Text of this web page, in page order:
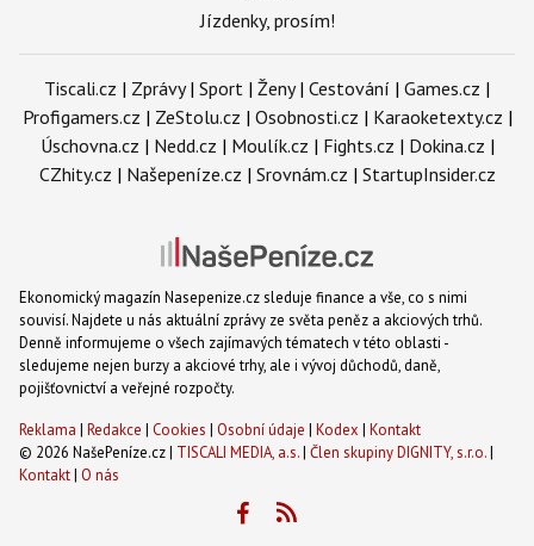
Jízdenky, prosím!
Tiscali.cz | Zprávy| Sport | Ženy| Cestování | Games.cz |
Profigamers.cz | ZeStolu.cz | Osobnosti.cz | Karaoketexty.cz |
Úschovna.cz | Nedd.cz | Moulík.cz | Fights.cz | Dokina.cz |
CZhity.cz | Našepeníze.cz | Srovnám.cz | StartupInsider.cz
Ekonomický magazín Nasepenize.cz sleduje finance a vše, co s nimi
souvisí. Najdete u nás aktuální zprávy ze světa peněz a akciových trhů.
Denně informujeme o všech zajímavých tématech v této oblasti -
sledujeme nejen burzy a akciové trhy, ale i vývoj důchodů, daně,
pojišťovnictví a veřejné rozpočty.
Reklama | Redakce | Cookies | Osobní údaje | Kodex | Kontakt
© 2026 NašePeníze.cz | TISCALI MEDIA, a.s.| Člen skupiny DIGNITY, s.r.o.|
Kontakt| O nás